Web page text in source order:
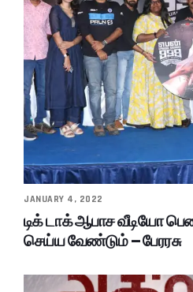
JANUARY 4, 2022
டிக் டாக் ஆபாச வீடியோ
செய்ய வேண்டும் – பேரரசு